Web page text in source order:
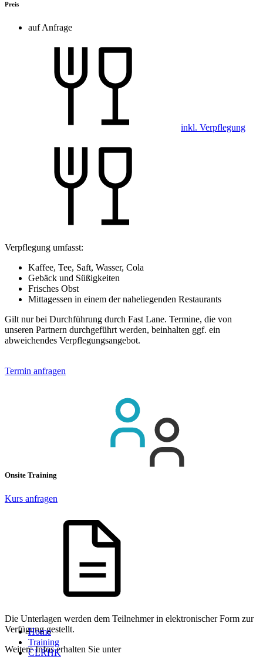
Preis
auf Anfrage
inkl. Verpflegung
Verpflegung umfasst:
Kaffee, Tee, Saft, Wasser, Cola
Gebäck und Süßigkeiten
Frisches Obst
Mittagessen in einem der naheliegenden Restaurants
Gilt nur bei Durchführung durch Fast Lane. Termine, die von
unseren Partnern durchgeführt werden, beinhalten ggf. ein
abweichendes Verpflegungsangebot.
Termin anfragen
Onsite Training
Kurs anfragen
Die Unterlagen werden dem Teilnehmer in elektronischer Form zur
Verfügung gestellt.
Weitere Infos erhalten Sie unter
Home
Training
CLRHK